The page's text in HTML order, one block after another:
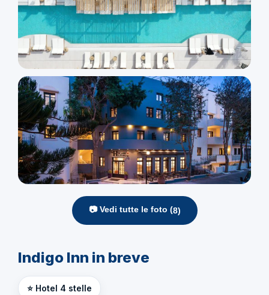
📷 Vedi tutte le foto (8)
Indigo Inn in breve
⭐ Hotel 4 stelle